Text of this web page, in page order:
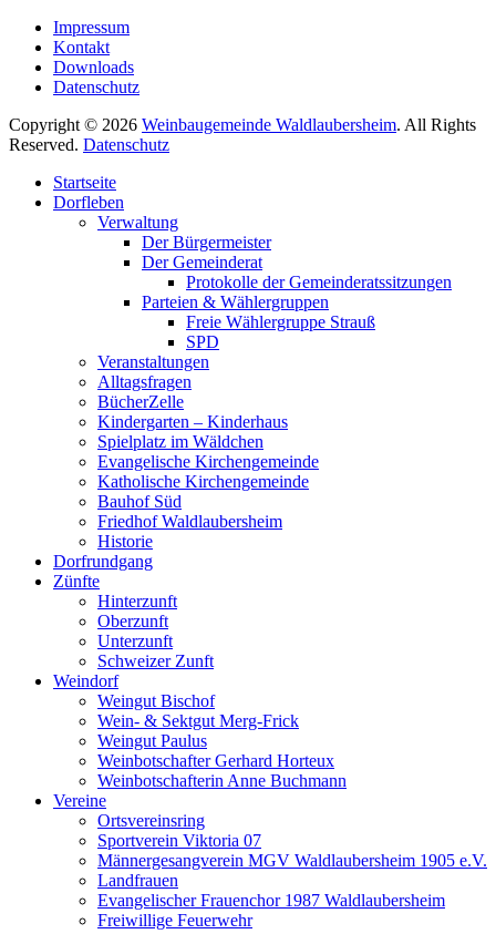
Impressum
Kontakt
Downloads
Datenschutz
Copyright © 2026 Weinbaugemeinde Waldlaubersheim. All Rights
Reserved. Datenschutz
oben
scrollen
Startseite
Dorfleben
Verwaltung
Der Bürgermeister
Der Gemeinderat
Protokolle der Gemeinderatssitzungen
Parteien & Wählergruppen
Freie Wählergruppe Strauß
SPD
Veranstaltungen
Alltagsfragen
BücherZelle
Kindergarten – Kinderhaus
Spielplatz im Wäldchen
Evangelische Kirchengemeinde
Katholische Kirchengemeinde
Bauhof Süd
Friedhof Waldlaubersheim
Historie
Dorfrundgang
Zünfte
Hinterzunft
Oberzunft
Unterzunft
Schweizer Zunft
Weindorf
Weingut Bischof
Wein- & Sektgut Merg-Frick
Weingut Paulus
Weinbotschafter Gerhard Horteux
Weinbotschafterin Anne Buchmann
Vereine
Ortsvereinsring
Sportverein Viktoria 07
Männergesangverein MGV Waldlaubersheim 1905 e.V.
Landfrauen
Evangelischer Frauenchor 1987 Waldlaubersheim
Freiwillige Feuerwehr